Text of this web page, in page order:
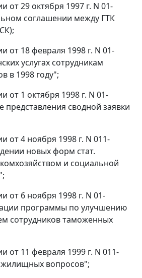
от 29 октября 1997 г. N 01-
соглашении между ГТК
от 18 февраля 1998 г. N 01-
услугах сотрудникам
в 1998 году";
от 1 октября 1998 г. N 01-
представления сводной заявки
от 4 ноября 1998 г. N 011-
новых форм стат.
и социальной
от 6 ноября 1998 г. N 01-
программы по улучшению
сотрудников таможенных
от 11 февраля 1999 г. N 011-
вопросов";